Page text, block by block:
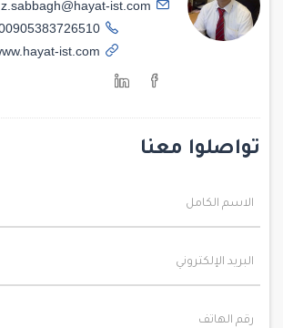
z.sabbagh@hayat-ist.com
تواصلوا معنا